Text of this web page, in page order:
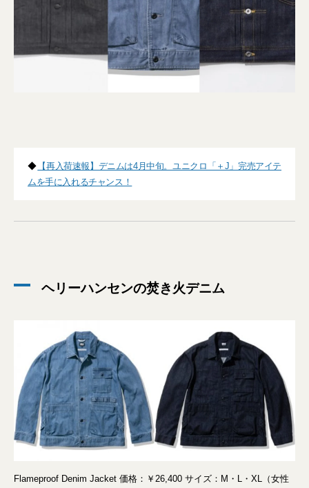
◆ 【再入荷速報】デニムは4月中旬。ユニクロ「＋J」完売アイテ
ムを手に入れるチャンス！
ヘリーハンセンの焚き火デニム
Flameproof Denim Jacket 価格：￥26,400 サイズ：M・L・XL（女性